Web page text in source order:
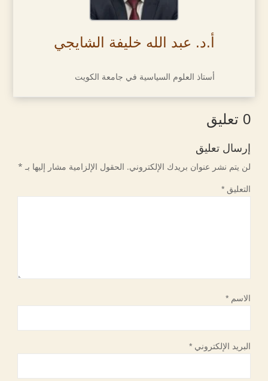
أ.د. عبد الله خليفة الشايجي
أستاذ العلوم السياسية في جامعة الكويت
0 تعليق
إرسال تعليق
لن يتم نشر عنوان بريدك الإلكتروني. الحقول الإلزامية مشار إليها بـ *
التعليق*
الاسم*
البريد الإلكتروني*